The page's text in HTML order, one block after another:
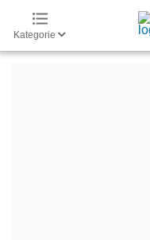
Kategorie